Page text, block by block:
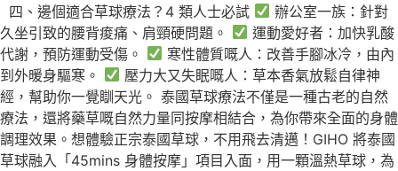
四、邊個適合草球療法？4 類人士必試
辦公室一族：針對
久坐引致的腰背痠痛、肩頸硬問題。
運動愛好者：加快乳酸
代謝，預防運動受傷。
寒性體質嘅人：改善手腳冰冷，由內
到外暖身驅寒。
壓力大又失眠嘅人：草本香氣放鬆自律神
經，幫助你一覺瞓天光。 泰國草球療法不僅是一種古老的自然
療法，還將藥草嘅自然力量同按摩相結合，為你帶來全面的身體
調理效果。想體驗正宗泰國草球，不用飛去清邁！GIHO 將泰國
草球融入「45mins 身體按摩」項目入面，用一顆溫熱草球，為